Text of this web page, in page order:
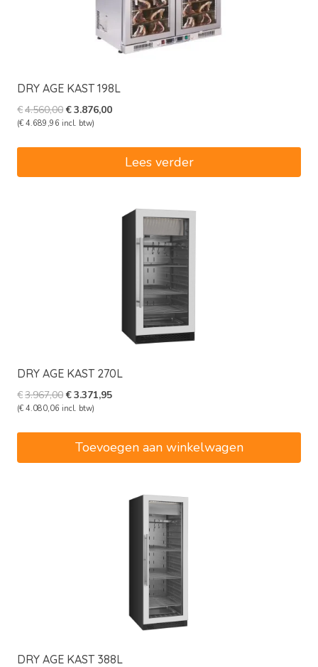
DRY AGE KAST 198L
€4.560,00Oorspronkelijke
prijs
€3.876,00Huidige
€3.876,00.
(€ 4.689,96 incl. btw)
Lees verder
DRY AGE KAST 270L
€3.967,00Oorspronkelijke
prijs
€3.967,00.
€3.371,95Huidige
(€ 4.080,06 incl. btw)
Toevoegen aan winkelwagen
DRY AGE KAST 388L